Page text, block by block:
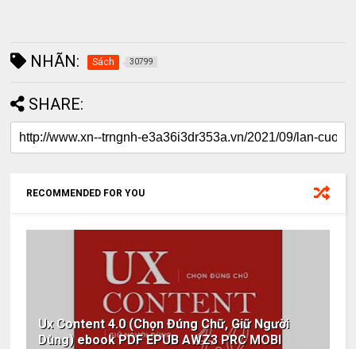
NHÃN: Sách 30799
SHARE:
RECOMMENDED FOR YOU
Ux Content 4.0 (Chọn Đúng Chữ, Giữ Người
Dùng) ebook PDF EPUB AWZ3 PRC MOBI